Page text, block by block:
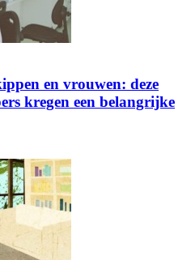
en vrouwen: deze
kregen een belangrijke